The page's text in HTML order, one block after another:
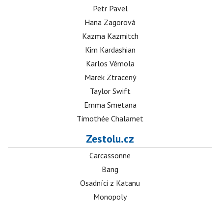
Petr Pavel
Hana Zagorová
Kazma Kazmitch
Kim Kardashian
Karlos Vémola
Marek Ztracený
Taylor Swift
Emma Smetana
Timothée Chalamet
Zestolu.cz
Carcassonne
Bang
Osadníci z Katanu
Monopoly